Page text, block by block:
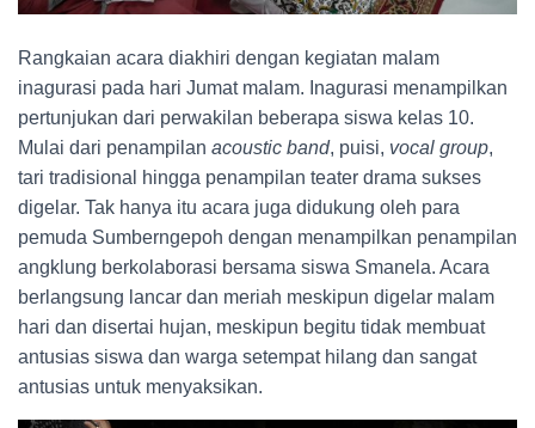
Rangkaian acara diakhiri dengan kegiatan malam
inagurasi pada hari Jumat malam. Inagurasi menampilkan
pertunjukan dari perwakilan beberapa siswa kelas 10.
Mulai dari penampilan acoustic band, puisi, vocal group,
tari tradisional hingga penampilan teater drama sukses
digelar. Tak hanya itu acara juga didukung oleh para
pemuda Sumberngepoh dengan menampilkan penampilan
angklung berkolaborasi bersama siswa Smanela. Acara
berlangsung lancar dan meriah meskipun digelar malam
hari dan disertai hujan, meskipun begitu tidak membuat
antusias siswa dan warga setempat hilang dan sangat
antusias untuk menyaksikan.